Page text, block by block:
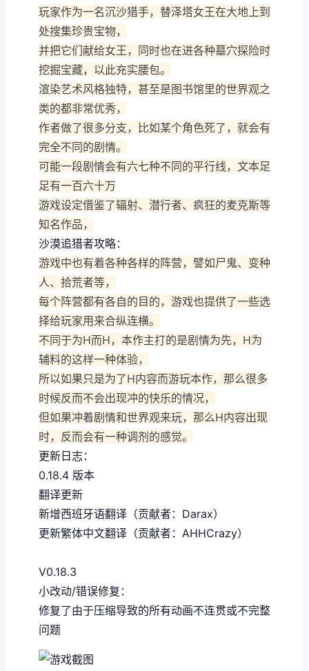
玩家作为一名沉沙猎手，替泽塔女王在大地上到
处搜集珍贵宝物，
并把它们献给女王，同时也在进各种墓穴探险时
挖掘宝藏，以此充实腰包。
渲染艺术风格独特，甚至是图书馆里的世界观之
类的都非常优秀，
作者做了很多分支，比如某个角色死了，就会有
完全不同的剧情。
可能一段剧情会有六七种不同的平行线，文本足
足有一百六十万
游戏设定借鉴了辐射、潜行者、疯狂的麦克斯等
知名作品，
沙漠追猎者攻略：
游戏中也有着各种各样的阵营，譬如尸鬼、变种
人、拾荒者等，
每个阵营都有各自的目的，游戏也提供了一些选
择给玩家用来合纵连横。
不同于为H而H，本作主打的是剧情为先，H为
辅料的这样一种体验，
所以如果只是为了H内容而游玩本作，那么很多
时候反而不会出现冲的快乐的情况，
但如果冲着剧情和世界观来玩，那么H内容出现
时，反而会有一种调剂的感觉。
更新日志：
0.18.4 版本
翻译更新
新增西班牙语翻译（贡献者：Darax）
更新繁体中文翻译（贡献者：AHHCrazy）
V0.18.3
小改动/错误修复：
修复了由于压缩导致的所有动画不连贯或不完整
问题